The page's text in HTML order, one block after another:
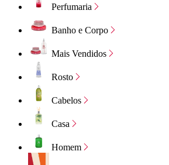
Perfumaria
Banho e Corpo
Mais Vendidos
Rosto
Cabelos
Casa
Homem